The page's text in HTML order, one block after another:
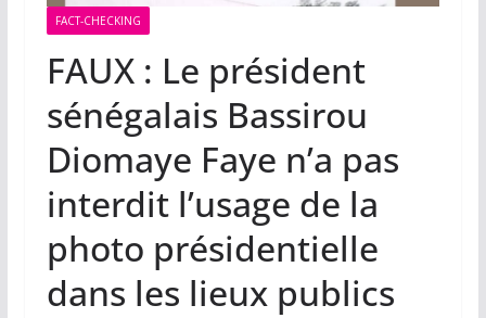
FACT-CHECKING
FAUX : Le président
sénégalais Bassirou
Diomaye Faye n’a pas
interdit l’usage de la
photo présidentielle
dans les lieux publics